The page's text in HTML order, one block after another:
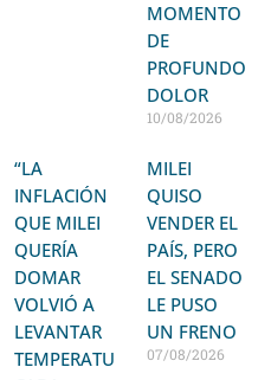
MOMENTO
DE
PROFUNDO
DOLOR
10/08/2026
“LA
INFLACIÓN
QUE MILEI
QUERÍA
DOMAR
VOLVIÓ A
LEVANTAR
TEMPERATURA:
MILEI
QUISO
VENDER EL
PAÍS, PERO
EL SENADO
LE PUSO
UN FRENO
07/08/2026